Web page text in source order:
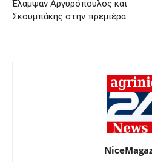
Έλαμψαν Αργυρόπουλος και
Σκουμπάκης στην πρεμιέρα